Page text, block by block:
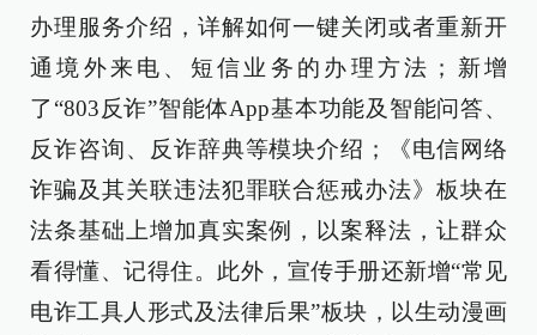
办理服务介绍，详解如何一键关闭或者重新开
通境外来电、短信业务的办理方法；新增
了“803反诈”智能体App基本功能及智能问答、
反诈咨询、反诈辞典等模块介绍；《电信网络
诈骗及其关联违法犯罪联合惩戒办法》板块在
法条基础上增加真实案例，以案释法，让群众
看得懂、记得住。此外，宣传手册还新增“常见
电诈工具人形式及法律后果”板块，以生动漫画